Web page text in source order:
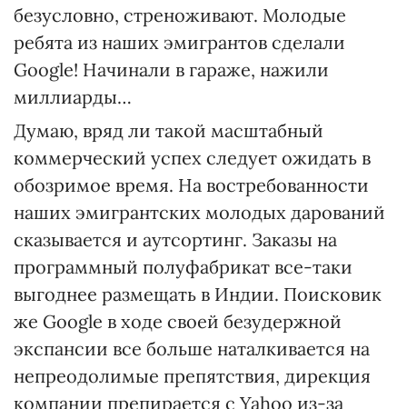
безусловно, стреноживают. Молодые
ребята из наших эмигрантов сделали
Google! Начинали в гараже, нажили
миллиарды…
Думаю, вряд ли такой масштабный
коммерческий успех следует ожидать в
обозримое время. На востребованности
наших эмигрантских молодых дарований
сказывается и аутсортинг. Заказы на
программный полуфабрикат все-таки
выгоднее размещать в Индии. Поисковик
же Google в ходе своей безудержной
экспансии все больше наталкивается на
непреодолимые препятствия, дирекция
компании препирается с Yahоo из-за